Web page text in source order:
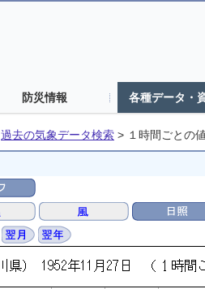
防災情報 各種データ・
過去の気象データ検索 > １時間ごとの